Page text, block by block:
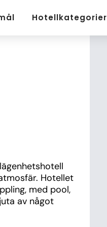
Hotellkategorier
Hotellet
med pool,
av något